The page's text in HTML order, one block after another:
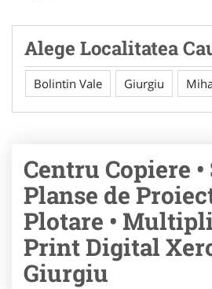
Alege Localitatea
Bolintin Vale Giurgiu
Centru Copiere •
Planse de
Plotare •
Print Digital
Giurgiu